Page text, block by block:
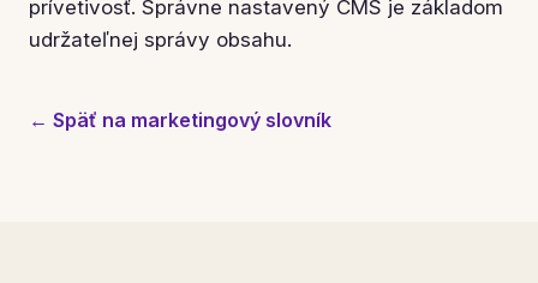
prívetivosť. Správne nastavený CMS je základom
udržateľnej správy obsahu.
← Späť na marketingový slovník